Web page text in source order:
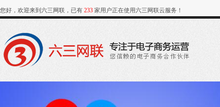
您好，欢迎来到六三网联，已有 233 家用户正在使用六三网联云服务！